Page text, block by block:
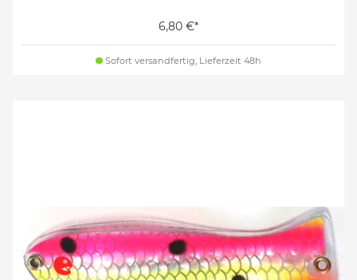
6,80 €*
Sofort versandfertig, Lieferzeit 48h